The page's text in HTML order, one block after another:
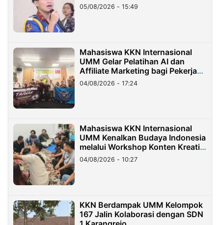
05/08/2026 - 15:49
Mahasiswa KKN Internasional
UMM Gelar Pelatihan AI dan
Affiliate Marketing bagi Pekerja
Migran Indonesia di Taiwan
04/08/2026 - 17:24
Mahasiswa KKN Internasional
UMM Kenalkan Budaya Indonesia
melalui Workshop Konten Kreatif
di Taiwan
04/08/2026 - 10:27
KKN Berdampak UMM Kelompok
167 Jalin Kolaborasi dengan SDN